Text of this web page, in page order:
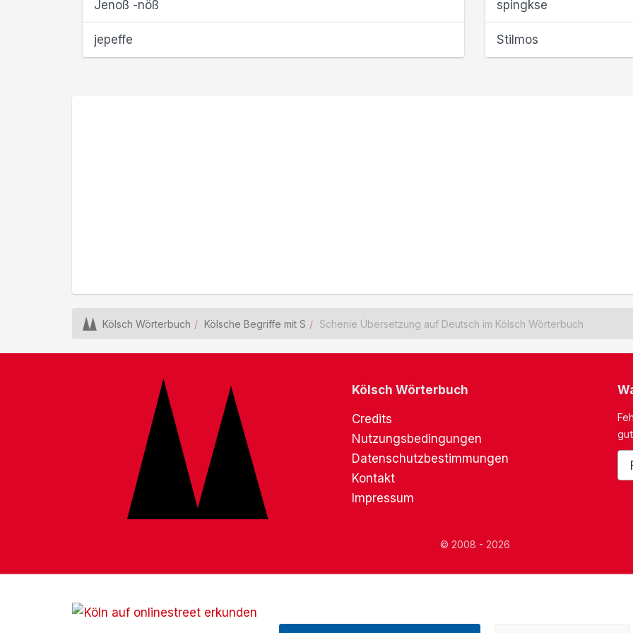
Jenoß -nöß
jepeffe
spingkse
Stilmos
Kölsch Wörterbuch Kölsche Begriffe mit S Schenie Übersetzung auf Deutsch im Kölsch Wörterbuch
Kölsch Wörterbuch
Credits
Nutzungsbedingungen
Datenschutzbestimmungen
Kontakt
Impressum
© 2008 - 2026